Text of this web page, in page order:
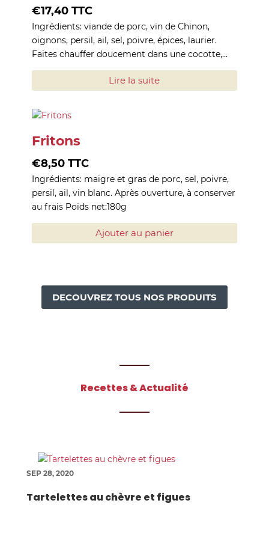
€17,40 TTC
Ingrédients: viande de porc, vin de Chinon,
oignons, persil, ail, sel, poivre, épices, laurier.
Faites chauffer doucement dans une cocotte,…
Lire la suite
Fritons
€8,50 TTC
Ingrédients: maigre et gras de porc, sel, poivre,
persil, ail, vin blanc. Après ouverture, à conserver
au frais Poids net:180g
Ajouter au panier
DECOUVREZ TOUS NOS PRODUITS
Recettes & Actualité
Tartelettes au chèvre et figues
SEP 28, 2020